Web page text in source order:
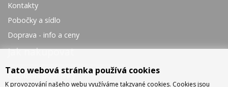
Kontakty
Pobočky a sídlo
Doprava - info a ceny
Jak nakupovat
Obchodní podmínky
Tato webová stránka používá cookies
K provozování našeho webu využíváme takzvané cookies. Cookies jsou